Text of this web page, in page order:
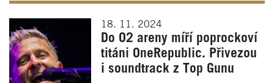
18. 11. 2024
Do O2 areny míří poprockoví
titáni OneRepublic. Přivezou
i soundtrack z Top Gunu